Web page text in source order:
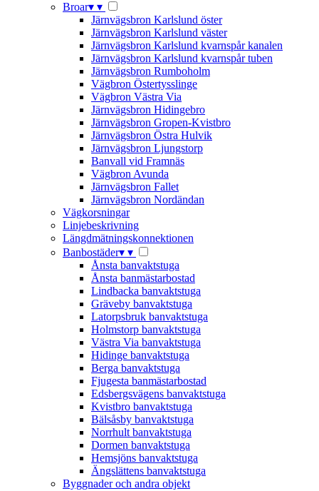
Broar▾ ▾
Järnvägsbron Karlslund öster
Järnvägsbron Karlslund väster
Järnvägsbron Karlslund kvarnspår kanalen
Järnvägsbron Karlslund kvarnspår tuben
Järnvägsbron Rumboholm
Vägbron Östertysslinge
Vägbron Västra Via
Järnvägsbron Hidingebro
Järnvägsbron Gropen-Kvistbro
Järnvägsbron Östra Hulvik
Järnvägsbron Ljungstorp
Banvall vid Framnäs
Vägbron Avunda
Järnvägsbron Fallet
Järnvägsbron Nordändan
Vägkorsningar
Linjebeskrivning
Längdmätningskonnektionen
Banbostäder▾ ▾
Ånsta banvaktstuga
Ånsta banmästarbostad
Lindbacka banvaktstuga
Gräveby banvaktstuga
Latorpsbruk banvaktstuga
Holmstorp banvaktstuga
Västra Via banvaktstuga
Hidinge banvaktstuga
Berga banvaktstuga
Fjugesta banmästarbostad
Edsbergsvägens banvaktstuga
Kvistbro banvaktstuga
Bälsåsby banvaktstuga
Norrhult banvaktstuga
Dormen banvaktstuga
Hemsjöns banvaktstuga
Ängslättens banvaktstuga
Byggnader och andra objekt